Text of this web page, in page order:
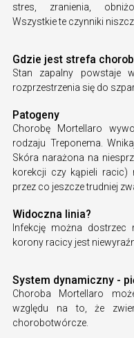
stres, zranienia,
Wszystkie te czynniki
Gdzie jest strefa
Stan zapalny powstaje
rozprzestrzenia się do
Patogeny
Chorobę Mortellaro
rodzaju Treponema.
Skóra narażona na
korekcji czy kąpieli racic)
przez co jeszcze trudniej
Widoczna linia?
Infekcję można
korony racicy jest
System dynamiczny -
Choroba Mortellaro
względu na to, że
chorobotwórcze.